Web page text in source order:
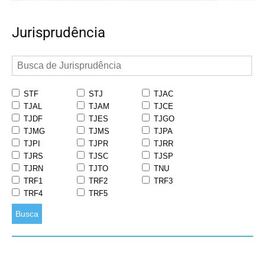
Jurisprudência
STF STJ
TJAC
TJAL
TJAM
TJCE
TJDF
TJES
TJGO
TJMG
TJMS
TJPA
TJPI
TJPR
TJRR
TJRS
TJSC
TJSP
TJRN
TJTO
TNU
TRF1
TRF2
TRF3
TRF4
TRF5
Busca